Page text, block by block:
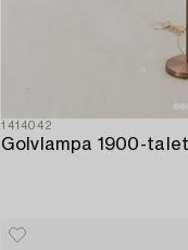
1414042
Golvlampa 1900-